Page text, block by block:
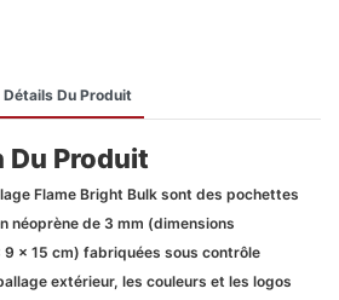
Détails Du Produit
Du Produit
Flame Bright Bulk sont des pochettes
néoprène de 3 mm (dimensions
9 x 15 cm) fabriquées sous contrôle
extérieur, les couleurs et les logos